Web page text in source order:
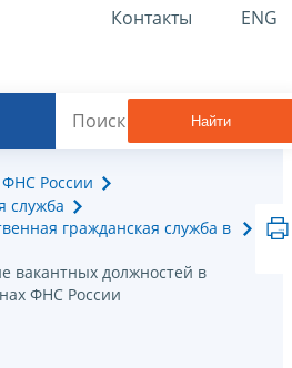
Контакты ENG
Найти
России
служба
гражданская служба в
вакантных должностей в
ФНС России